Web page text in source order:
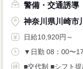
警備・交通誘導
神奈川県川崎市
日給10,920円～
▼日勤 08：00〜
■交代制 ■シフト提